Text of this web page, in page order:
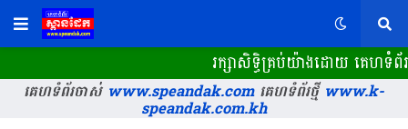
រក្សាសិទ្ធិគ្រប់យ៉ាងដោយ គេហទំព័
គេហទំព័រចាស់www.speandak.comគេហទំព័រថ្មីwww.k-
speandak.com.kh